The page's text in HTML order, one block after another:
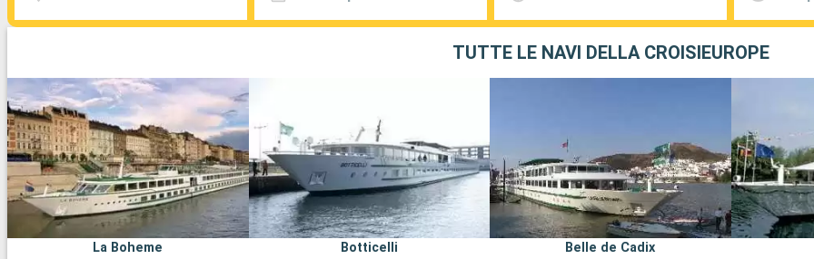
TUTTE LE NAVI DELLA CROISIEUROPE
La Boheme Botticelli Belle de Cadix